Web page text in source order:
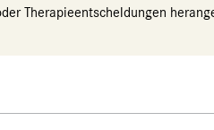
Therapieentscheldungen